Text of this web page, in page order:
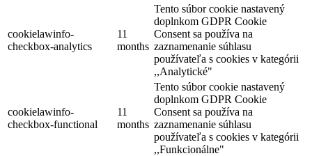
cookielawinfo-
checkbox-analytics
11
months
Tento súbor cookie nastavený
doplnkom GDPR Cookie
Consent sa používa na
zaznamenanie súhlasu
používateľa s cookies v kategórii
,,Analytické"
cookielawinfo-
checkbox-functional
11
months
Tento súbor cookie nastavený
doplnkom GDPR Cookie
Consent sa používa na
zaznamenanie súhlasu
používateľa s cookies v kategórii
,,Funkcionálne"